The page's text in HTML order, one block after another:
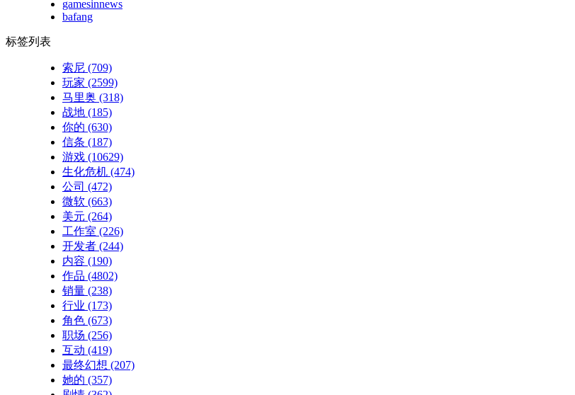
gamesinnews
bafang
标签列表
索尼 (709)
玩家 (2599)
马里奥 (318)
战地 (185)
你的 (630)
信条 (187)
游戏 (10629)
生化危机 (474)
公司 (472)
微软 (663)
美元 (264)
工作室 (226)
开发者 (244)
内容 (190)
作品 (4802)
销量 (238)
行业 (173)
角色 (673)
职场 (256)
互动 (419)
最终幻想 (207)
她的 (357)